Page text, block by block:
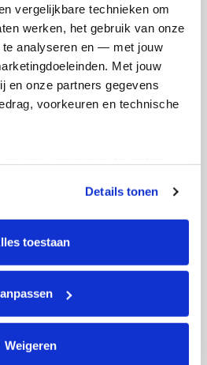
vergelijkbare technieken om
werken, het gebruik van onze
analyseren en — met jouw
Met jouw
en onze partners gegevens
voorkeuren en technische
op elk moment wijzigen of
onderaan de pagina. De
in het tabblad “details”.
Details tonen
toestaan
Weigeren
aan de transactiekosten
nu
Badges